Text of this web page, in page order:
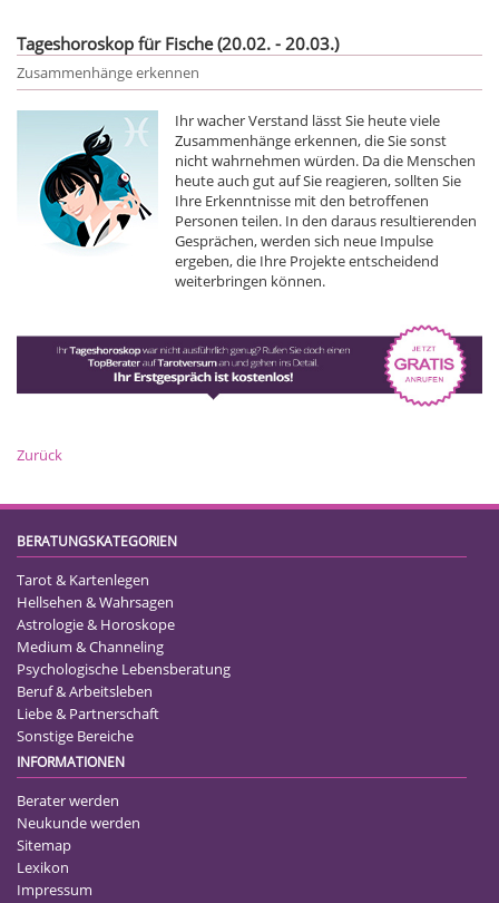
Tageshoroskop für Fische (20.02. - 20.03.)
Zusammenhänge erkennen
Ihr wacher Verstand lässt Sie heute viele
Zusammenhänge erkennen, die Sie sonst
nicht wahrnehmen würden. Da die Menschen
heute auch gut auf Sie reagieren, sollten Sie
Ihre Erkenntnisse mit den betroffenen
Personen teilen. In den daraus resultierenden
Gesprächen, werden sich neue Impulse
ergeben, die Ihre Projekte entscheidend
weiterbringen können.
Zurück
BERATUNGSKATEGORIEN
Tarot & Kartenlegen
Hellsehen & Wahrsagen
Astrologie & Horoskope
Medium & Channeling
Psychologische Lebensberatung
Beruf & Arbeitsleben
Liebe & Partnerschaft
Sonstige Bereiche
INFORMATIONEN
Berater werden
Neukunde werden
Sitemap
Lexikon
Impressum